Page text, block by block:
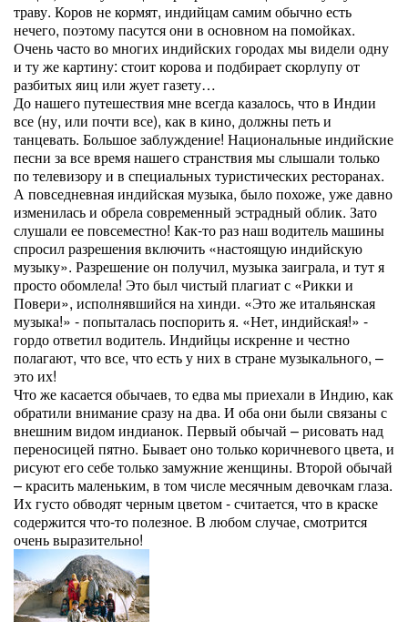
траву. Коров не кормят, индийцам самим обычно есть
нечего, поэтому пасутся они в основном на помойках.
Очень часто во многих индийских городах мы видели одну
и ту же картину: стоит корова и подбирает скорлупу от
разбитых яиц или жует газету…
До нашего путешествия мне всегда казалось, что в Индии
все (ну, или почти все), как в кино, должны петь и
танцевать. Большое заблуждение! Национальные индийские
песни за все время нашего странствия мы слышали только
по телевизору и в специальных туристических ресторанах.
А повседневная индийская музыка, было похоже, уже давно
изменилась и обрела современный эстрадный облик. Зато
слушали ее повсеместно! Как-то раз наш водитель машины
спросил разрешения включить «настоящую индийскую
музыку». Разрешение он получил, музыка заиграла, и тут я
просто обомлела! Это был чистый плагиат с «Рикки и
Повери», исполнявшийся на хинди. «Это же итальянская
музыка!» - попыталась поспорить я. «Нет, индийская!» -
гордо ответил водитель. Индийцы искренне и честно
полагают, что все, что есть у них в стране музыкального, –
это их!
Что же касается обычаев, то едва мы приехали в Индию, как
обратили внимание сразу на два. И оба они были связаны с
внешним видом индианок. Первый обычай – рисовать над
переносицей пятно. Бывает оно только коричневого цвета, и
рисуют его себе только замужние женщины. Второй обычай
– красить маленьким, в том числе месячным девочкам глаза.
Их густо обводят черным цветом - считается, что в краске
содержится что-то полезное. В любом случае, смотрится
очень выразительно!